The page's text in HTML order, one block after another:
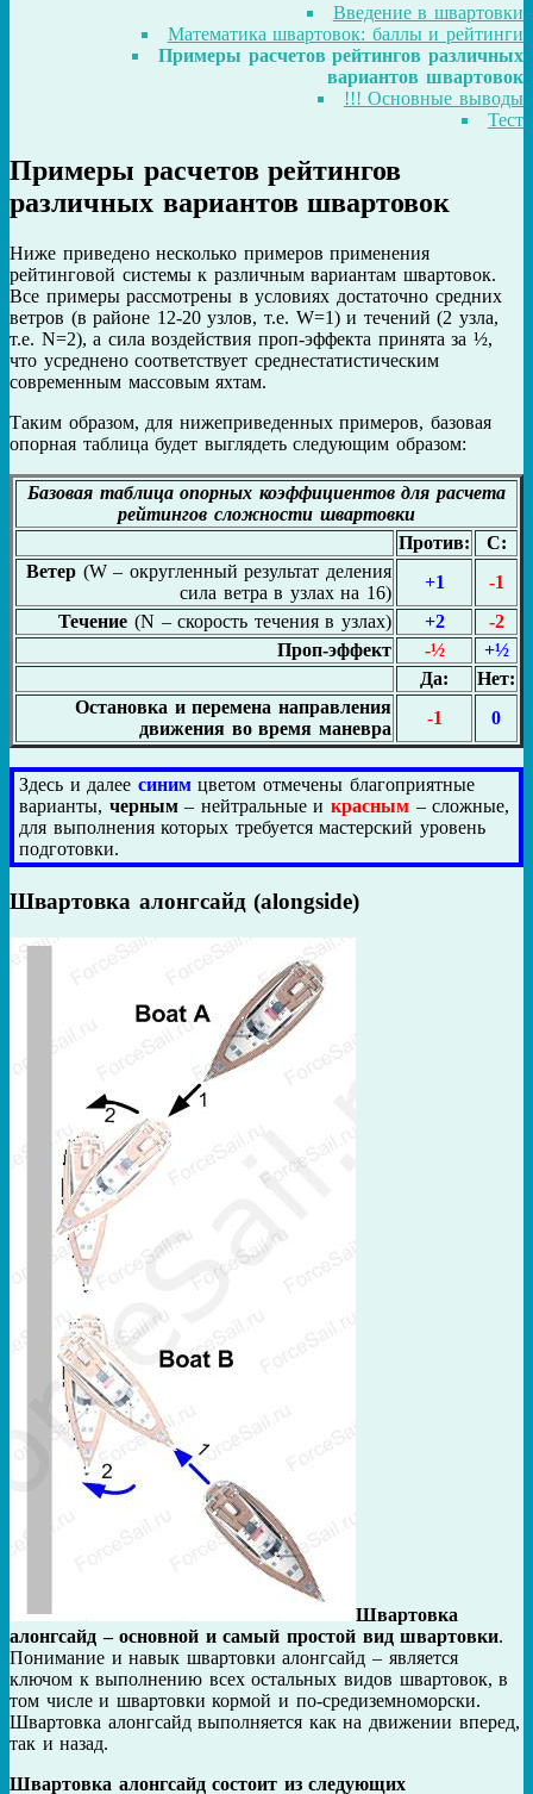
Введение в швартовки
Математика швартовок: баллы и рейтинги
Примеры расчетов рейтингов различных
вариантов швартовок
!!! Основные выводы
Тест
Примеры расчетов рейтингов
различных вариантов швартовок
Ниже приведено несколько примеров применения
рейтинговой системы к различным вариантам швартовок.
Все примеры рассмотрены в условиях достаточно средних
ветров (в районе 12-20 узлов, т.е. W=1) и течений (2 узла,
т.е. N=2), а сила воздействия проп-эффекта принята за ½,
что усреднено соответствует среднестатистическим
современным массовым яхтам.
Таким образом, для нижеприведенных примеров, базовая
опорная таблица будет выглядеть следующим образом:
Базовая таблица опорных коэффициентов для расчета
рейтингов сложности швартовки
Против:
С:
Ветер (W – округленный результат деления
сила ветра в узлах на 16)
+1
-1
Течение (N – скорость течения в узлах) +2
-2
Проп-эффект
-½
+½
Да:
Нет:
Остановка и перемена направления
движения во время маневра
-1 0
Здесь и далее синимцветом отмечены благоприятные
варианты, черным– нейтральные икрасным – сложные,
для выполнения которых требуется мастерский уровень
подготовки.
Швартовка алонгсайд (alongside)
Швартовка
алонгсайд – основной и самый простой вид швартовки.
Понимание и навык швартовки алонгсайд – является
ключом к выполнению всех остальных видов швартовок, в
том числе и швартовки кормой и по-средиземноморски.
Швартовка алонгсайд выполняется как на движении вперед,
так и назад.
Швартовка алонгсайд состоит из следующих